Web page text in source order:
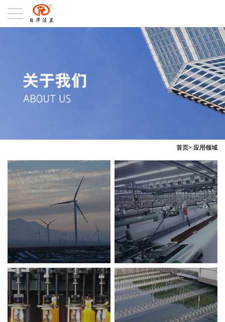
首页> 应用领域
电
织
Textile
饮
料
水
处
理
water